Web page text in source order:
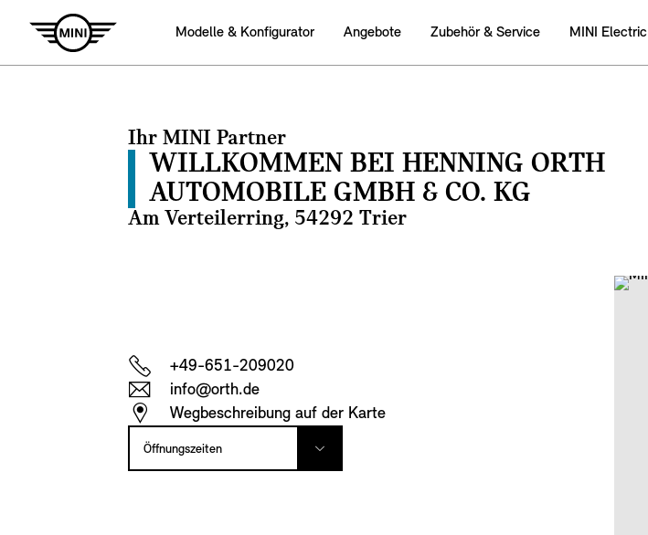
Modelle & Konfigurator Angebote Zubehӧr & Service MINI Electric
Ihr MINI Partner
WILLKOMMEN BEI HENNING ORTH
AUTOMOBILE GMBH & CO. KG
Am Verteilerring, 54292 Trier
+49-651-209020
info@orth.de
Wegbeschreibung auf der Karte
Öffnungszeiten